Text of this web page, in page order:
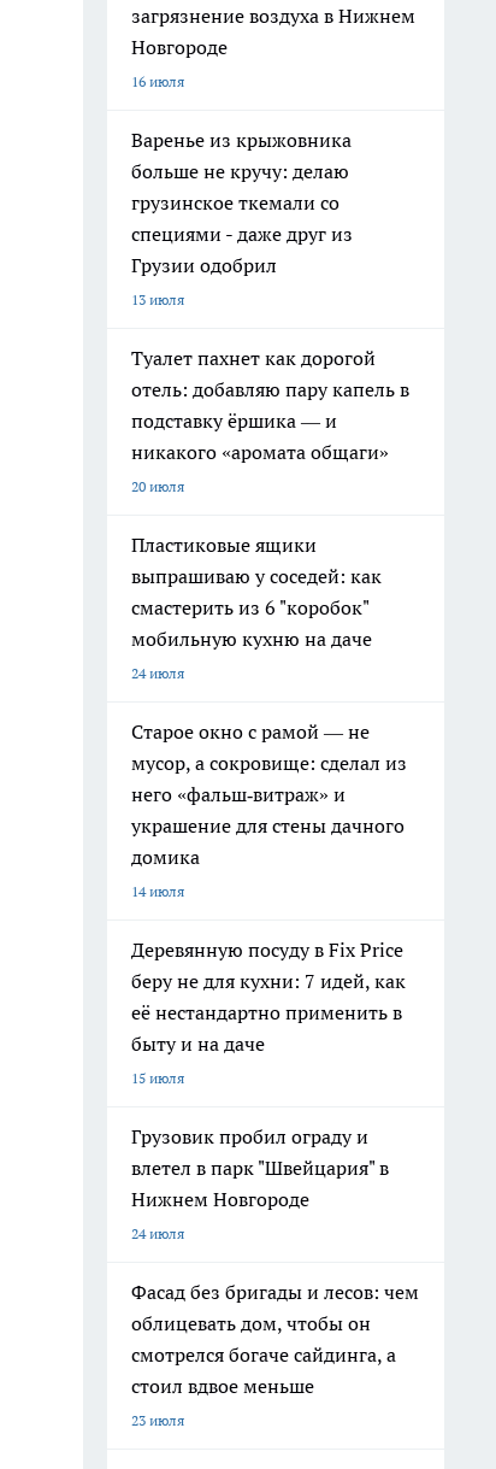
загрязнение воздуха в Нижнем
Новгороде
16 июля
Варенье из крыжовника
больше не кручу: делаю
грузинское ткемали со
специями - даже друг из
Грузии одобрил
13 июля
Туалет пахнет как дорогой
отель: добавляю пару капель в
подставку ёршика — и
никакого «аромата общаги»
20 июля
Пластиковые ящики
выпрашиваю у соседей: как
смастерить из 6 "коробок"
мобильную кухню на даче
24 июля
Старое окно с рамой — не
мусор, а сокровище: сделал из
него «фальш‑витраж» и
украшение для стены дачного
домика
14 июля
Деревянную посуду в Fix Price
беру не для кухни: 7 идей, как
её нестандартно применить в
быту и на даче
15 июля
Грузовик пробил ограду и
влетел в парк "Швейцария" в
Нижнем Новгороде
24 июля
Фасад без бригады и лесов: чем
облицевать дом, чтобы он
смотрелся богаче сайдинга, а
стоил вдвое меньше
23 июля